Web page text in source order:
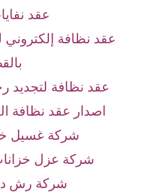
عقد
عقد نظافة إلكتروني
عقد نظافة لتجديد
اصدار عقد نظافة
شركة غسيل
شركة عزل
شركة رش